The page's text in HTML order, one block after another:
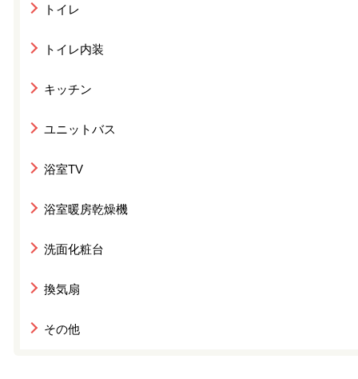
トイレ
トイレ内装
キッチン
ユニットバス
浴室TV
浴室暖房乾燥機
洗面化粧台
換気扇
その他